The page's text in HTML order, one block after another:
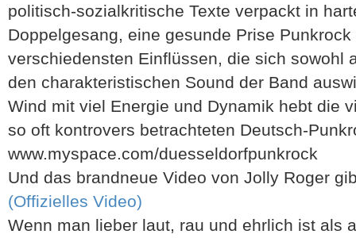
politisch-sozialkritische Texte verpackt in
Doppelgesang, eine gesunde Prise
verschiedensten Einflüssen, die sich sowohl
den charakteristischen Sound der Band
Wind mit viel Energie und Dynamik hebt die
so oft kontrovers betrachteten Deutsch-
www.myspace.com/duesseldorfpunkrock
Und das brandneue Video von Jolly Roger
(Offizielles Video)
Wenn man lieber laut, rau und ehrlich ist als